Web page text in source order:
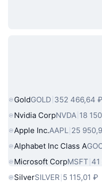
Популярные
GoldGOLD 352 466,64 ₽
Nvidia CorpNVDA 18
Apple Inc.AAPL 25
Alphabet Inc Class A
Microsoft CorpMSFT
SilverSILVER 5 115,01 ₽